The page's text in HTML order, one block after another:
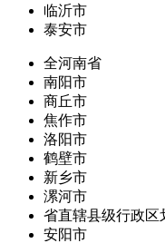
临沂市
泰安市
全河南省
南阳市
商丘市
焦作市
洛阳市
鹤壁市
新乡市
漯河市
省直辖县级行政区
安阳市